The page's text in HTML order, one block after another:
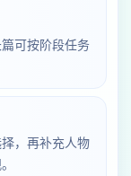
可按阶段任务
，再补充人物